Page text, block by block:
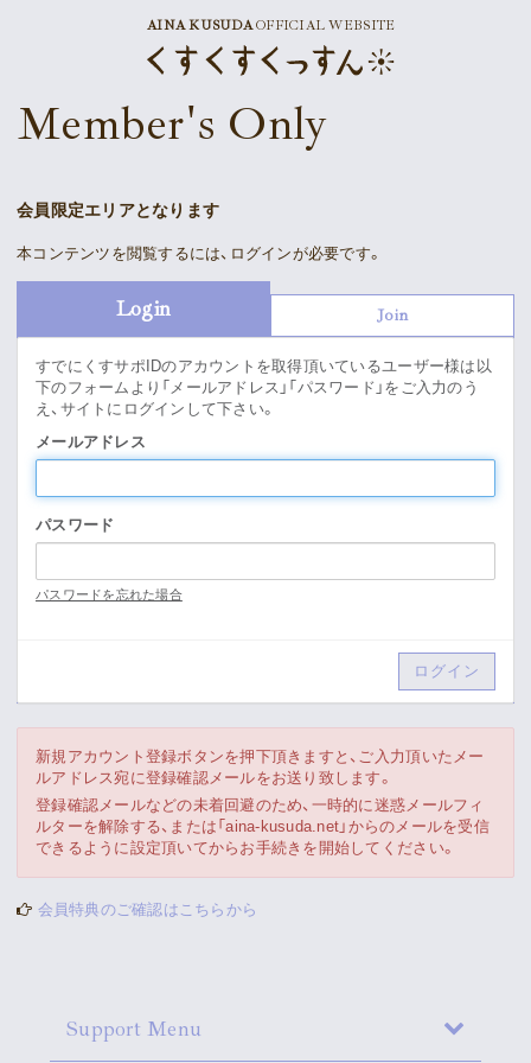
AINA KUSUDAOFFICIAL WEBSITE
Schedule
Discography
Supporter’s Menu Download
Movie
Gallery
Playlist
Vlogssun
あとがき
Live Streaming
Member's Only
会員限定エリアとなります
本コンテンツを閲覧するには、ログインが必要です。
Login Join
すでにくすサポIDのアカウントを取得頂いているユーザー様は以
下のフォームより「メールアドレス」「パスワード」をご入力のう
え、サイトにログインして下さい。
メールアドレス
パスワード
パスワードを忘れた場合
新規アカウント登録ボタンを押下頂きますと、ご入力頂いたメー
ルアドレス宛に登録確認メールをお送り致します。
登録確認メールなどの未着回避のため、一時的に迷惑メールフィ
ルターを解除する、または「aina-kusuda.net」からのメールを受信
できるように設定頂いてからお手続きを開始してください。
会員特典のご確認はこちらから
Support Menu